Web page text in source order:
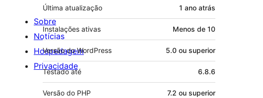
Última atualização 1 ano atrás
Instalações ativas Menos de 10
Versão do WordPress 5.0 ou superior
Testado até 6.8.6
Versão do PHP 7.2 ou superior
Sobre
Notícias
Hospedagem
Privacidade